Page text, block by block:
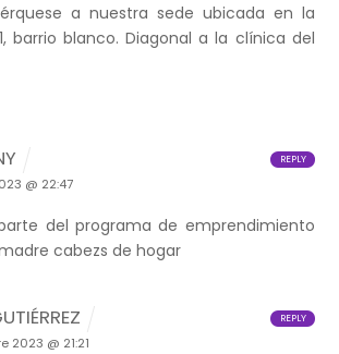
a nuestra sede ubicada en la
barrio blanco. Diagonal a la clínica del
@ 22:47
del programa de emprendimiento
cabezs de hogar
REPLY
2023 @ 21:21
REPLY